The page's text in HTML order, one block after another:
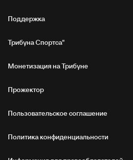
Поддержка
Трибуна Спортса"
Монетизация на Трибуне
Прожектор
Пользовательское соглашение
Политика конфиденциальности